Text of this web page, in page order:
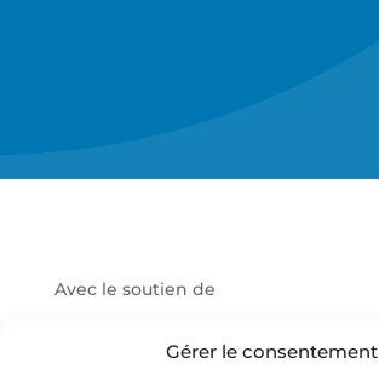
Gérer le consentement
Avec le soutien de